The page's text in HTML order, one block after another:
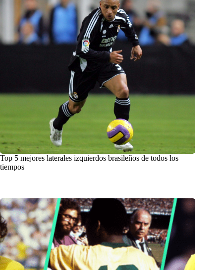
Top 5 mejores laterales izquierdos brasileños de todos los
tiempos